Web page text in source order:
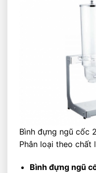
Bình đựng ngũ cốc
Phân loại theo chất
Bình đựng ngũ